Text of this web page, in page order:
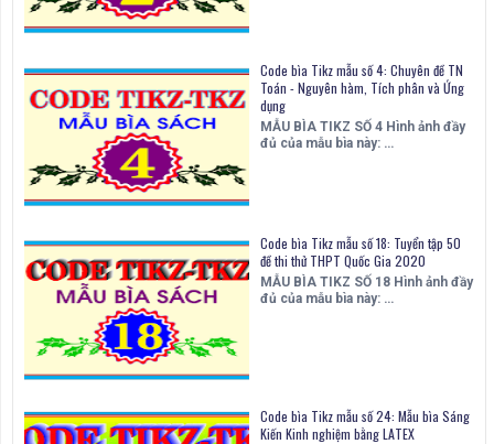
Code bìa Tikz mẫu số 4: Chuyên đề TN
Toán - Nguyên hàm, Tích phân và Ứng
dụng
MẪU BÌA TIKZ SỐ 4 Hình ảnh đầy
đủ của mẫu bìa này: …
Code bìa Tikz mẫu số 18: Tuyển tập 50
đề thi thử THPT Quốc Gia 2020
MẪU BÌA TIKZ SỐ 18 Hình ảnh đầy
đủ của mẫu bìa này: …
Code bìa Tikz mẫu số 24: Mẫu bìa Sáng
Kiến Kinh nghiệm bằng LATEX